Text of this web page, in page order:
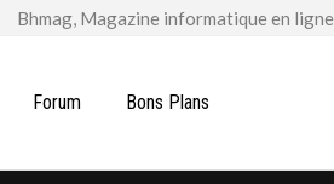
Forum Bons Plans